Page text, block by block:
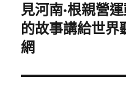
一
篇
文
章:
見河南·根親營
的故事講給世界
網